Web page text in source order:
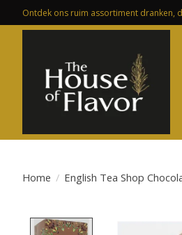
Ontdek ons ruim assortiment dranken,
Home / English Tea Shop
Product